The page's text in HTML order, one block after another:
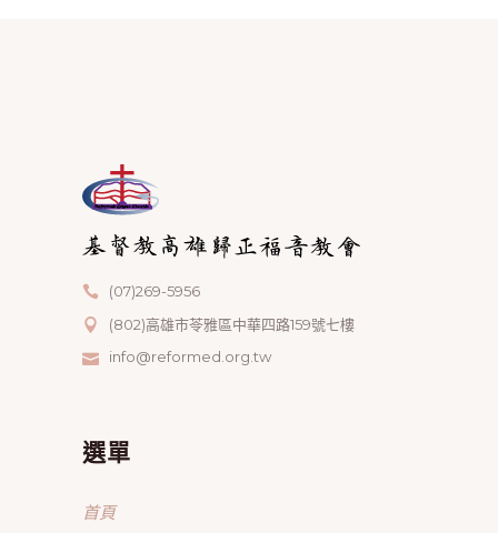
(07)269-5956
(802)高雄市苓雅區中華四路159號七樓
info@reformed.org.tw
選單
首頁